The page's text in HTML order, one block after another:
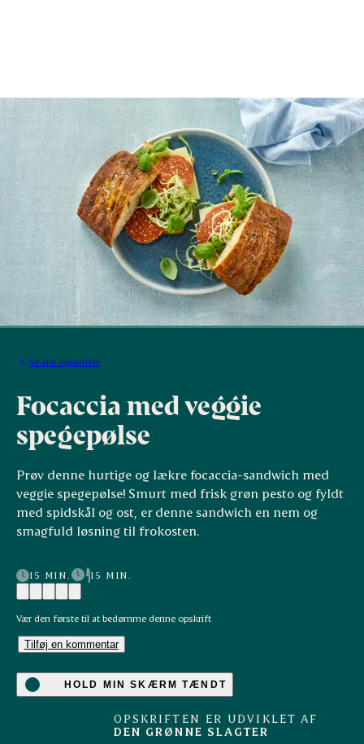
Se alle opskrifter
Focaccia med veggie
spegepølse
Prøv denne hurtige og lækre focaccia-sandwich med
veggie spegepølse! Smurt med frisk grøn pesto og fyldt
med spidskål og ost, er denne sandwich en nem og
smagfuld løsning til frokosten.
15 MIN. 15 MIN.
Vær den første til at bedømme denne opskrift
Tilføj en kommentar
HOLD MIN SKÆRM TÆNDT
OPSKRIFTEN ER UDVIKLET AF
DEN GRØNNE SLAGTER